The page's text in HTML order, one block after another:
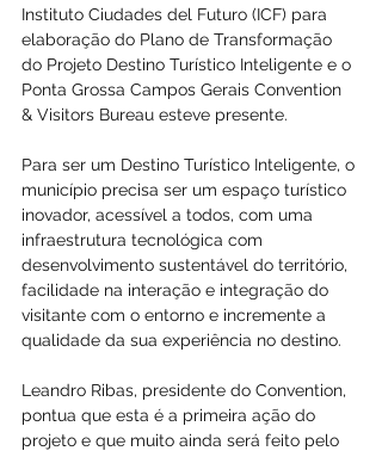
Instituto Ciudades del Futuro (ICF) para
elaboração do Plano de Transformação
do Projeto Destino Turístico Inteligente e o
Ponta Grossa Campos Gerais Convention
& Visitors Bureau esteve presente.
Para ser um Destino Turístico Inteligente, o
município precisa ser um espaço turístico
inovador, acessível a todos, com uma
infraestrutura tecnológica com
desenvolvimento sustentável do território,
facilidade na interação e integração do
visitante com o entorno e incremente a
qualidade da sua experiência no destino.
Leandro Ribas, presidente do Convention,
pontua que esta é a primeira ação do
projeto e que muito ainda será feito pelo